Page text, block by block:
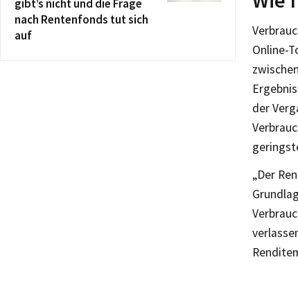
Online-
der
„Der
gibt’s nicht und die Frage
nach Rentenfonds tut sich
auf